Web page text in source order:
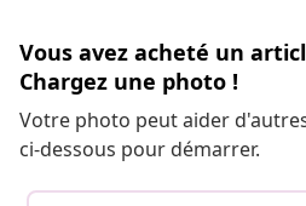
Vous avez acheté un
Chargez une photo !
Votre photo peut aider
ci-dessous pour démarrer.